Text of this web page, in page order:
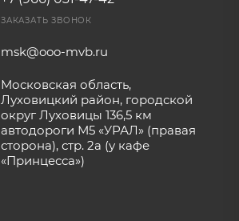
ЗАКАЗАТЬ ЗВОНОК
msk@ooo-mvb.ru
Московская область,
Луховицкий район, городской
округ Луховицы 136,5 км
автодороги М5 «УРАЛ» (правая
сторона), стр. 2а (у кафе
«‎Принцесса»)